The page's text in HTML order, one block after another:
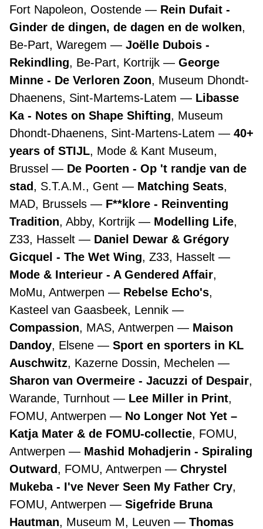
Fort Napoleon, Oostende
Rein Dufait -
Ginder de dingen, de dagen en de wolken,
Be-Part, Waregem
Joëlle Dubois -
Rekindling, Be-Part, Kortrijk
George
Minne - De Verloren Zoon, Museum Dhondt-
Dhaenens, Sint-Martems-Latem
Libasse
Ka - Notes on Shape Shifting, Museum
Dhondt-Dhaenens, Sint-Martens-Latem
40+
years of STIJL, Mode & Kant Museum,
Brussel
De Poorten - Op 't randje van de
stad, S.T.A.M., Gent Matching Seats,
MAD, Brussels
F**klore - Reinventing
Tradition, Abby, Kortrijk Modelling Life,
Z33, Hasselt
Daniel Dewar & Grégory
Gicquel - The Wet Wing, Z33, Hasselt
Mode & Interieur - A Gendered Affair,
MoMu, Antwerpen
Rebelse Echo's,
Kasteel van Gaasbeek, Lennik
Compassion, MAS, Antwerpen
Maison
Dandoy, Elsene
Sport en sporters in KL
Auschwitz, Kazerne Dossin, Mechelen
Sharon van Overmeire - Jacuzzi of Despair,
Warande, Turnhout
Lee Miller in Print,
FOMU, Antwerpen
No Longer Not Yet –
Katja Mater & de FOMU-collectie, FOMU,
Antwerpen
Mashid Mohadjerin - Spiraling
Outward, FOMU, Antwerpen
Chrystel
Mukeba - I've Never Seen My Father Cry,
FOMU, Antwerpen
Sigefride Bruna
Hautman, Museum M, Leuven
Thomas